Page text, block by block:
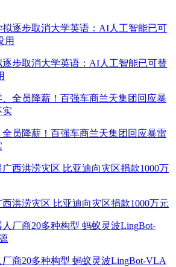
步取消大学英语：AI人工智能已可替
员降薪！百强车商兰天集团回应暴雷
洪涝灾区 比亚迪向灾区捐款1000万元
商20多种构型 蚂蚁灵波LingBot-VLA